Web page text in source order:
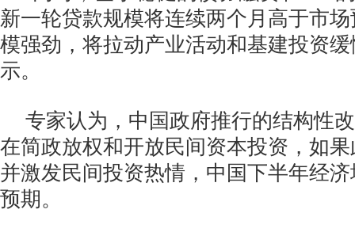
新一轮贷款规模将连续两个月高于市
模强劲，将拉动产业活动和基建投资
示。
专家认为，中国政府推行的结构性
在简政放权和开放民间资本投资，如
并激发民间投资热情，中国下半年经
预期。